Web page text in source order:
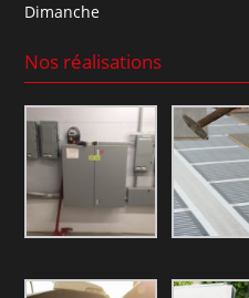
Dimanche
Nos réalisations